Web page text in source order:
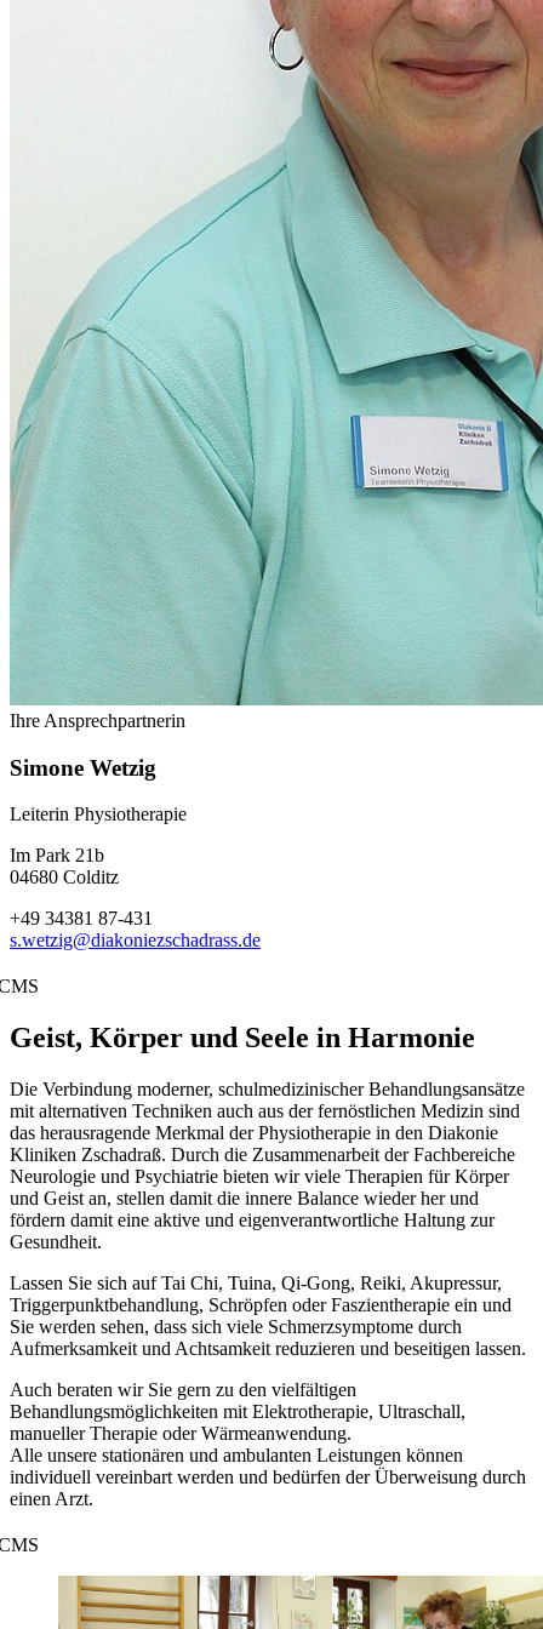
Ihre Ansprechpartnerin
Simone Wetzig
Leiterin Physiotherapie
Im Park 21b
04680 Colditz
+49 34381 87-431
s.wetzig@diakoniezschadrass.de
Geist, Körper und Seele in Harmonie
Die Verbindung moderner, schulmedizinischer Behandlungsansätze
mit alternativen Techniken auch aus der fernöstlichen Medizin sind
das herausragende Merkmal der Physiotherapie in den Diakonie
Kliniken Zschadraß. Durch die Zusammenarbeit der Fachbereiche
Neurologie und Psychiatrie bieten wir viele Therapien für Körper
und Geist an, stellen damit die innere Balance wieder her und
fördern damit eine aktive und eigenverantwortliche Haltung zur
Gesundheit.
Lassen Sie sich auf Tai Chi, Tuina, Qi-Gong, Reiki, Akupressur,
Triggerpunktbehandlung, Schröpfen oder Faszientherapie ein und
Sie werden sehen, dass sich viele Schmerzsymptome durch
Aufmerksamkeit und Achtsamkeit reduzieren und beseitigen lassen.
Auch beraten wir Sie gern zu den vielfältigen
Behandlungsmöglichkeiten mit Elektrotherapie, Ultraschall,
manueller Therapie oder Wärmeanwendung.
Alle unsere stationären und ambulanten Leistungen können
individuell vereinbart werden und bedürfen der Überweisung durch
einen Arzt.